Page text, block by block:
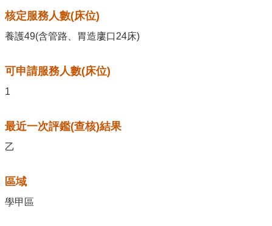
核定服務人數(床位)
養護49(含管路、胃造廔口24床)
可申請服務人數(床位)
1
最近一次評鑑(查核)結果
乙
區域
學甲區